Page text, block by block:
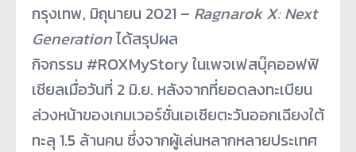
กรุงเทพ, มิถุนายน 2021 – Ragnarok X: Next
Generationได้สรุปผล
กิจกรรม #ROXMyStory ในเพจเฟสบุ๊คออฟฟิ
เชียลเมื่อวันที่ 2 มิ.ย. หลังจากที่ยอดลงทะเบียน
ล่วงหน้าของเกมเวอร์ชั่นเอเชียตะวันออกเฉียงใต้
ทะลุ 1.5 ล้านคน ซึ่งจากผู้เล่นหลากหลายประเทศ